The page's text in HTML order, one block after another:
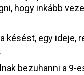
hogy inkább
késést, egy ideje,
bezuhanni a 9-